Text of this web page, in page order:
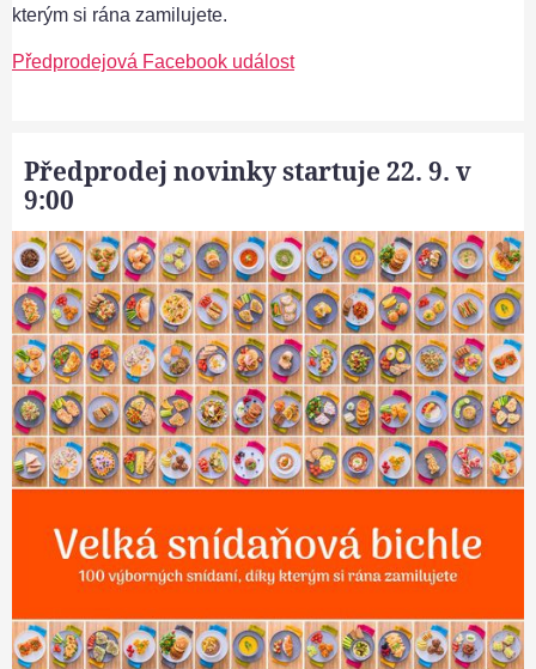
kterým si rána zamilujete.
Předprodejová Facebook událost
Předprodej novinky startuje 22. 9. v
9:00